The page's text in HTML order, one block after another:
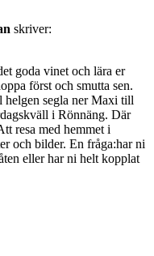
skriver:
goda vinet och lära er
först och smutta sen.
helgen segla ner Maxi till
i Rönnäng. Där
resa med hemmet i
och bilder. En fråga:har ni
eller har ni helt kopplat